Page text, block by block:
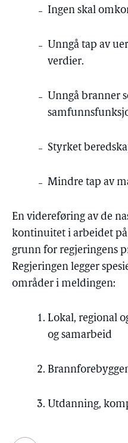
Ingen skal
Unngå tap av
verdier.
Unngå branner
Styrket
Mindre tap av
En videreføring av de
kontinuitet i arbeidet
grunn for regjeringens
Regjeringen legger
områder i meldingen:
Lokal, regional
og samarbeid
Utdanning,